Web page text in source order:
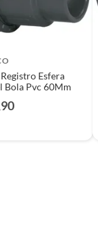
Esfera
Bola Pvc 60Mm